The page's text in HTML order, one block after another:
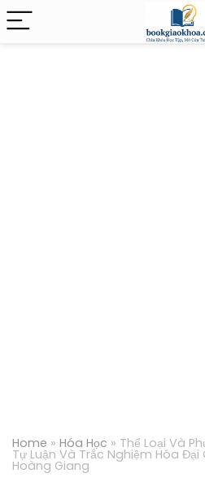
Home » Hóa Học » Thể Loại Và
Tự Luận Và Trắc Nghiệm Hóa Đại
Hoàng Giang